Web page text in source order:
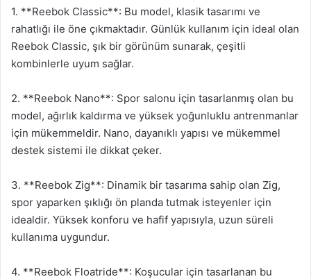
1. **Reebok Classic**: Bu model, klasik tasarımı ve
rahatlığı ile öne çıkmaktadır. Günlük kullanım için ideal olan
Reebok Classic, şık bir görünüm sunarak, çeşitli
kombinlerle uyum sağlar.
2. **Reebok Nano**: Spor salonu için tasarlanmış olan bu
model, ağırlık kaldırma ve yüksek yoğunluklu antrenmanlar
için mükemmeldir. Nano, dayanıklı yapısı ve mükemmel
destek sistemi ile dikkat çeker.
3. **Reebok Zig**: Dinamik bir tasarıma sahip olan Zig,
spor yaparken şıklığı ön planda tutmak isteyenler için
idealdir. Yüksek konforu ve hafif yapısıyla, uzun süreli
kullanıma uygundur.
4. **Reebok Floatride**: Koşucular için tasarlanan bu